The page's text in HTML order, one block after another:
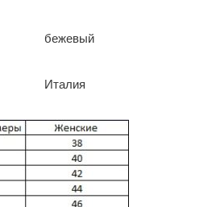
бежевый
Италия